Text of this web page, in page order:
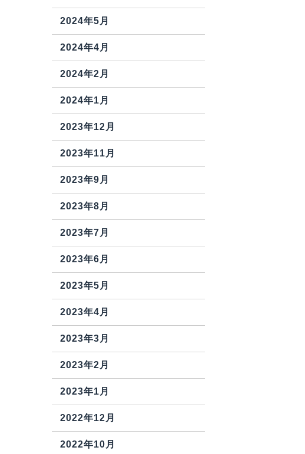
2024年5月
2024年4月
2024年2月
2024年1月
2023年12月
2023年11月
2023年9月
2023年8月
2023年7月
2023年6月
2023年5月
2023年4月
2023年3月
2023年2月
2023年1月
2022年12月
2022年10月